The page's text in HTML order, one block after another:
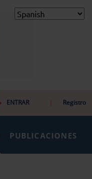
ENTRAR | Registro
PUBLICACIONES